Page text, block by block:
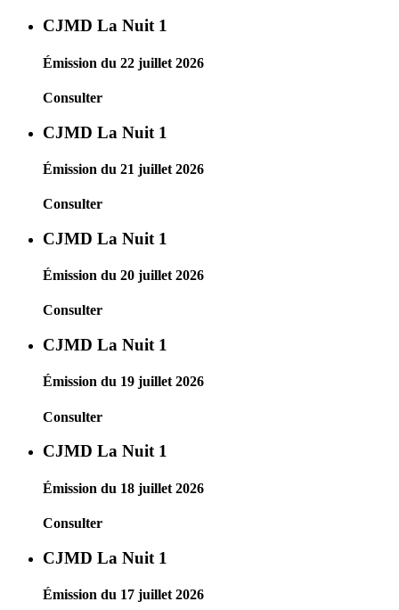
CJMD La Nuit 1
Émission du 22 juillet 2026
Consulter
CJMD La Nuit 1
Émission du 21 juillet 2026
Consulter
CJMD La Nuit 1
Émission du 20 juillet 2026
Consulter
CJMD La Nuit 1
Émission du 19 juillet 2026
Consulter
CJMD La Nuit 1
Émission du 18 juillet 2026
Consulter
CJMD La Nuit 1
Émission du 17 juillet 2026